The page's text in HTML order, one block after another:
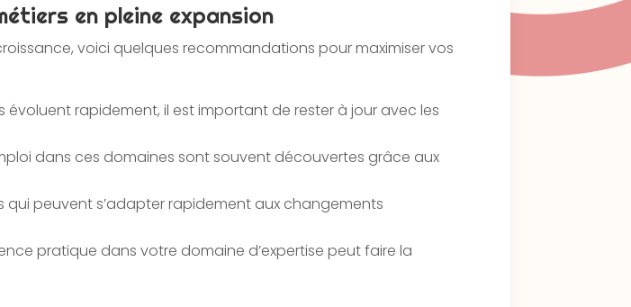
en pleine expansion
voici quelques recommandations pour maximiser vos
rapidement, il est important de rester à jour avec les
dans ces domaines sont souvent découvertes grâce aux
peuvent s’adapter rapidement aux changements
pratique dans votre domaine d’expertise peut faire la